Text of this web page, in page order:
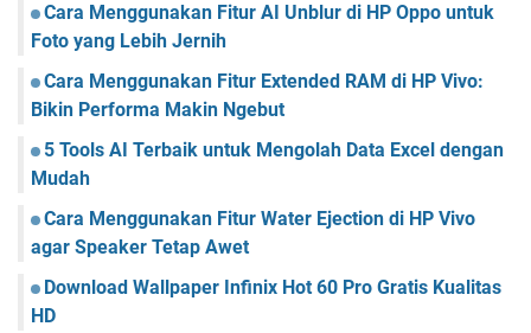
Cara Menggunakan Fitur AI Unblur di HP Oppo untuk
Foto yang Lebih Jernih
Cara Menggunakan Fitur Extended RAM di HP Vivo:
Bikin Performa Makin Ngebut
5 Tools AI Terbaik untuk Mengolah Data Excel dengan
Mudah
Cara Menggunakan Fitur Water Ejection di HP Vivo
agar Speaker Tetap Awet
Download Wallpaper Infinix Hot 60 Pro Gratis Kualitas
HD